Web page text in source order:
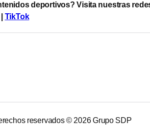
deportivos? Visita nuestras
TikTok
reservados © 2026Grupo SDP